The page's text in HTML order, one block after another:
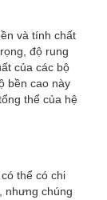
và tính chất
độ rung
của các bộ
bền cao này
thể của hệ
thể có chi
nhưng chúng